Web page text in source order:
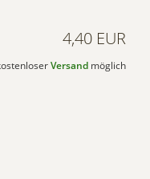
4,40 EUR
Versand möglich